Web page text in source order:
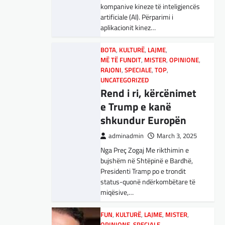
Aksionet e ofruesit francez të
satelitëve Eutelsat u trefishuan
në vlerë gjatë dy ditëve të fundit
mes shqetësimeve se qasja…
BOTA,LAJME,MË TË FUNDIT
OPINIONE,RAJONI
Gjermani, ekspertët
sugjerojnë 400
miliardë euro për
mbrojtje
adminadmin March 4, 2025
Gjermania ndodhet aktualisht në
kulmin e përpjekjeve për krijimin e
qeverisë dhe koha nuk pret.
CDU/CSU dhe SPD po
kompanive kineze të inteligjencës
artificiale (AI). Përparimi i
aplikacionit kinez…
BOTA, KULTURË, LAJME,
MË TË FUNDIT, MISTER,OPINIONE,
RAJONI,SPECIALE,TOP,
UNCATEGORIZED
Rend i ri, kërcënimet
e Trump e kanë
shkundur Europën
adminadmin March 3, 2025
Nga Preç Zogaj Me rikthimin e
bujshëm në Shtëpinë e Bardhë,
Presidenti Tramp po e trondit
status-quonë ndërkombëtare të
miqësive,…
FUN, KULTURË, LAJME, MISTER,
Maqedonisë së Veriut…
LAJME,SPORT
Ja Kush E Bindi
Presidentin E
Vllaznisë Për Të
Marrë Qatip Osmanin
adminadmin
February 20,
2024
Skuadra e njohur shqiptare e
Vllaznisë nga Shkodra, me 30
tetor në postin e trajnerit
zyrtarizoi strategun tetovar, Qatip
Osmani.…
SPORT
Goli i Leipzigut ishte i
rregullt!